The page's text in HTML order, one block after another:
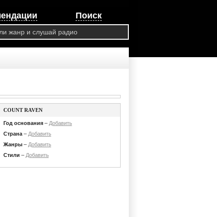
Поиск
COUNT RAVEN
Год основания– Добавить
Страна– Добавить
Жанры– Добавить
Стили – Добавить